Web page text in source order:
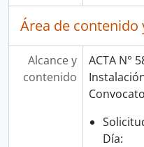
Área de contenido
Alcance y
contenido
ACTA N°
Día: